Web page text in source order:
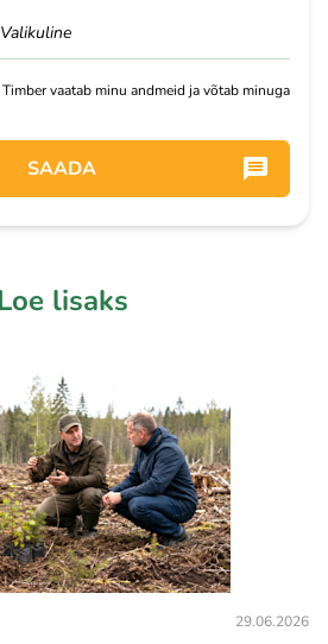
Valikuline
vaatab minu andmeid ja võtab minuga
SAADA
lisaks
29.06.2026